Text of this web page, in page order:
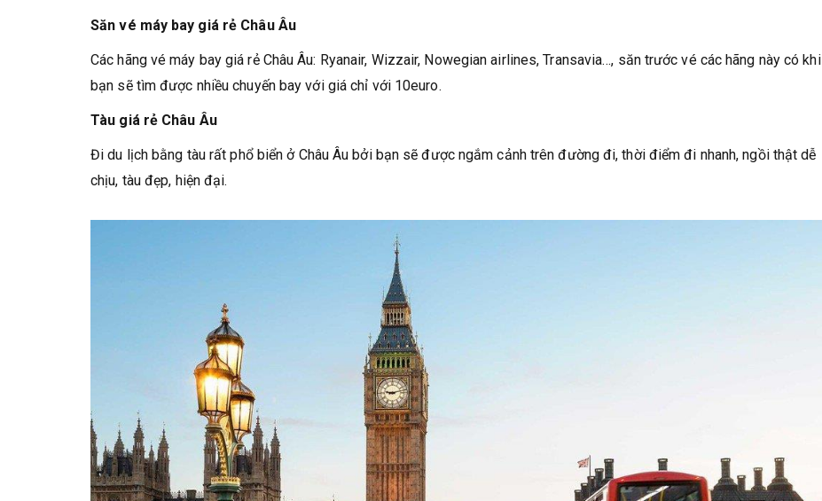
Săn vé máy bay giá rẻ Châu Âu
Các hãng vé máy bay giá rẻ Châu Âu: Ryanair, Wizzair, Nowegian airlines, Transavia…, săn trước vé các hãng này có khi
bạn sẽ tìm được nhiều chuyến bay với giá chỉ với 10euro.
Tàu giá rẻ Châu Âu
Đi du lịch bằng tàu rất phổ biển ở Châu Âu bởi bạn sẽ được ngắm cảnh trên đường đi, thời điểm đi nhanh, ngồi thật dễ
chịu, tàu đẹp, hiện đại.